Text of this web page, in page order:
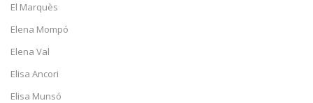
El Marquès
Elena Mompó
Elena Val
Elisa Ancori
Elisa Munsó